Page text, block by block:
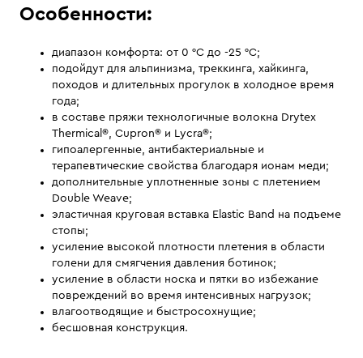
Особенности:
диапазон комфорта: от 0 °С до -25 °С;
подойдут для альпинизма, треккинга, хайкинга,
походов и длительных прогулок в холодное время
года;
в составе пряжи технологичные волокна Drytex
Thermical®, Cupron® и Lycra®;
гипоалергенные, антибактериальные и
терапевтические свойства благодаря ионам меди;
дополнительные уплотненные зоны с плетением
Double Weave;
эластичная круговая вставка Elastic Band на подъеме
стопы;
усиление высокой плотности плетения в области
голени для смягчения давления ботинок;
усиление в области носка и пятки во избежание
повреждений во время интенсивных нагрузок;
влагоотводящие и быстросохнущие;
бесшовная конструкция.